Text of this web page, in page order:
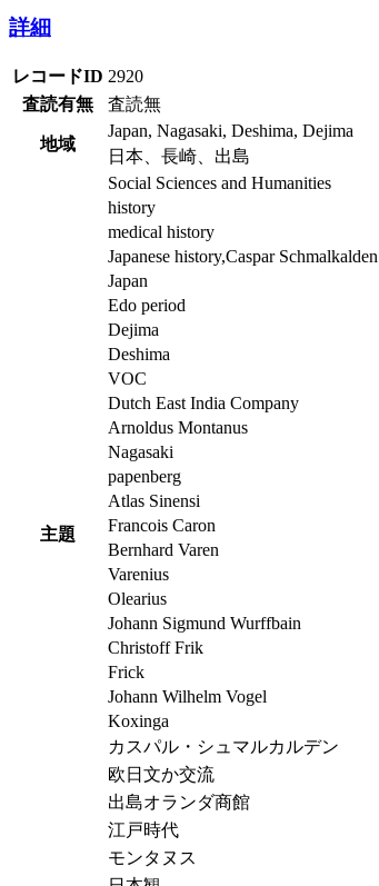
詳細
レコードID 2920
査読有無
査読無
地域
Japan, Nagasaki, Deshima, Dejima
日本、長崎、出島
主題
Social Sciences and Humanities
history
medical history
Japanese history,Caspar Schmalkalden
Japan
Edo period
Dejima
Deshima
VOC
Dutch East India Company
Arnoldus Montanus
Nagasaki
papenberg
Atlas Sinensi
Francois Caron
Bernhard Varen
Varenius
Olearius
Johann Sigmund Wurffbain
Christoff Frik
Frick
Johann Wilhelm Vogel
Koxinga
カスパル・シュマルカルデン
欧日文か交流
出島オランダ商館
江戸時代
モンタヌス